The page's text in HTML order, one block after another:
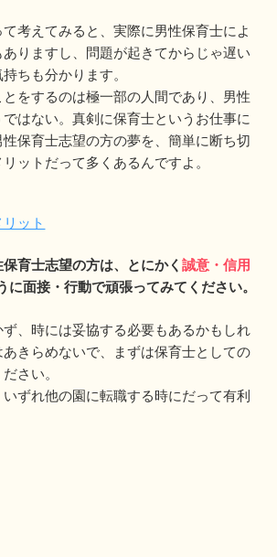
考えてみると、実際に男性保育士によ
りますし、問題が起きてからじゃ遅い
ちも分かります。
をするのは極一部の人間であり、男性
はない。真剣に保育士というお仕事に
保育士志望の方の夢を、簡単に断ち切
ットだって多くあるんですよ。
ット
育士志望の方は、とにかく誠意・信用
に面接・行動で頑張ってみてください。
、時には妥協する必要もあるかもしれ
あきらめないで、まずは保育士としての
さい。
ずれ他の園に転職する時にだって有利